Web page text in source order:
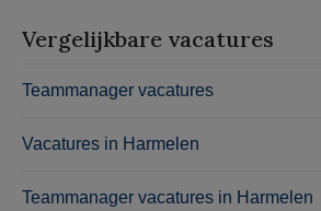
Vergelijkbare vacatures
Teammanager vacatures
Vacatures in Harmelen
Teammanager vacatures in Harmelen